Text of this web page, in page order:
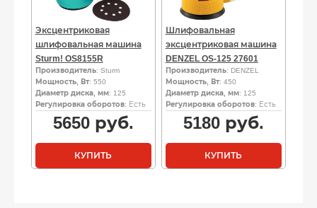
Эксцентриковая
шлифовальная машина
Sturm! OS8155R
Производитель: Sturm
Мощность, Вт: 550
Диаметр диска, мм: 125
Регулировка оборотов: Есть
5650руб.
КУПИТЬ
Шлифовальная
эксцентриковая машина
DENZEL OS-125 27601
Производитель: DENZEL
Мощность, Вт: 450
Диаметр диска, мм: 125
Регулировка оборотов: Есть
5180руб.
КУПИТЬ